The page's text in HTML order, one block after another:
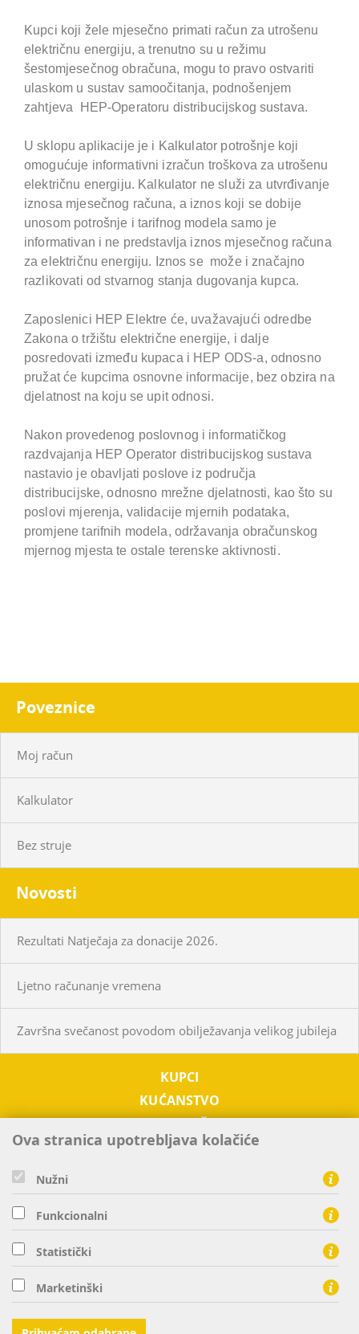
Kupci koji žele mjesečno primati račun za utrošenu
električnu energiju, a trenutno su u režimu
šestomjesečnog obračuna, mogu to pravo ostvariti
ulaskom u sustav samoočitanja, podnošenjem
zahtjeva HEP-Operatoru distribucijskog sustava.
U sklopu aplikacije je i Kalkulator potrošnje koji
omogućuje informativni izračun troškova za utrošenu
električnu energiju. Kalkulator ne služi za utvrđivanje
iznosa mjesečnog računa, a iznos koji se dobije
unosom potrošnje i tarifnog modela samo je
informativan i ne predstavlja iznos mjesečnog računa
za električnu energiju. Iznos se može i značajno
razlikovati od stvarnog stanja dugovanja kupca.
Zaposlenici HEP Elektre će, uvažavajući odredbe
Zakona o tržištu električne energije, i dalje
posredovati između kupaca i HEP ODS-a, odnosno
pružat će kupcima osnovne informacije, bez obzira na
djelatnost na koju se upit odnosi.
Nakon provedenog poslovnog i informatičkog
razdvajanja HEP Operator distribucijskog sustava
nastavio je obavljati poslove iz područja
distribucijske, odnosno mrežne djelatnosti, kao što su
poslovi mjerenja, validacije mjernih podataka,
promjene tarifnih modela, održavanja obračunskog
mjernog mjesta te ostale terenske aktivnosti.
Poveznice
Moj račun
Kalkulator
Bez struje
Novosti
Rezultati Natječaja za donacije 2026.
Ljetno računanje vremena
Završna svečanost povodom obilježavanja velikog jubileja
KUPCI
KUĆANSTVO
PODUZETNIŠTVO
OTKUP
TRŽIŠTE EL. ENERGIJE
HEP ELEKTRA d.o.o. - član HEP grupe, Ulica grada Vukovara 37
10000 Zagreb
tel: 0800 300 303, fax: 01 63 21 440
Ova stranica upotrebljava kolačiće
Nužni
Funkcionalni
Statistički
Marketinški